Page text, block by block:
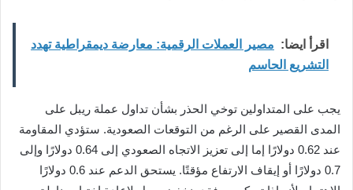
اقرأ ايضا: مصير العملات الرقمية: معارضة ديمقراطية تهدد
التشريع الحاسم
يجب على المتداولين توخي الحذر بشأن تداول عملة ريبل على
المدى القصير على الرغم من التوقعات الصعودية. ستؤدي المقاومة
عند 0.62 دولارًا إما إلى تعزيز الاتجاه الصعودي إلى 0.64 دولارًا وإلى
0.7 دولارًا أو إيقاف الارتفاع مؤقتًا. يستحق الدعم عند 0.6 دولارًا